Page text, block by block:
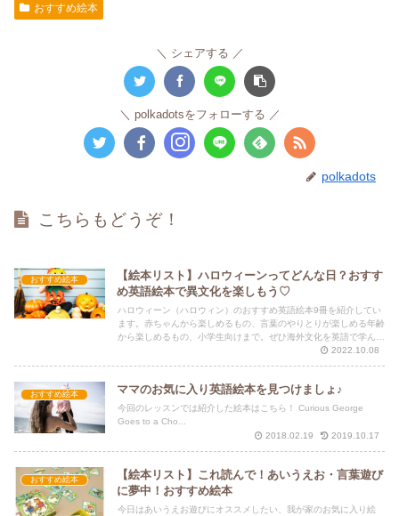
おすすめ絵本
シェアする
polkadotsをフォローする
polkadots
こちらもどうぞ！
おすすめ絵本
【絵本リスト】ハロウィーンってどんな日？おすす
め英語絵本で異文化を楽しもう♡
ハロウィーン（ハロウィン）のおすすめ英語絵本9冊を紹介してい
ます。赤ちゃんから楽しめるもの、言葉のやりとりが楽しめる年齢
から楽しめるもの、小学生向けまで。ぜひ海外文化を英語で学んで
2022.10.08
おすすめ絵本 ママのお気に入り英語絵本を見つけましょ♪
今回のレッスンでは紹介した絵本はこちら！ Curious George
Goes to a Cho...
2018.02.19
2019.10.17
おすすめ絵本
【絵本リスト】これ読んで！あいうえお・言葉遊び
に夢中！おすすめ絵本
今日はあいうえお遊びにオススメしたい、我が家のお気に入り絵